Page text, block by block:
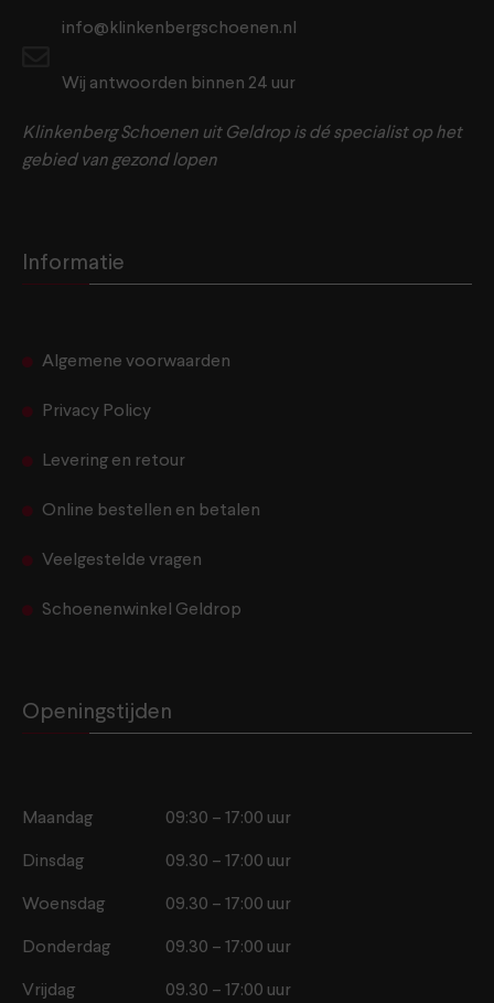
info@klinkenbergschoenen.nl
Wij antwoorden binnen 24 uur
Klinkenberg Schoenen uit Geldrop is dé specialist op het
gebied van gezond lopen
Informatie
Algemene voorwaarden
Privacy Policy
Levering en retour
Online bestellen en betalen
Veelgestelde vragen
Schoenenwinkel Geldrop
Openingstijden
Maandag 09:30 – 17:00 uur
Dinsdag 09.30 – 17:00 uur
Woensdag 09.30 – 17:00 uur
Donderdag 09.30 – 17:00 uur
Vrijdag 09.30 – 17:00 uur